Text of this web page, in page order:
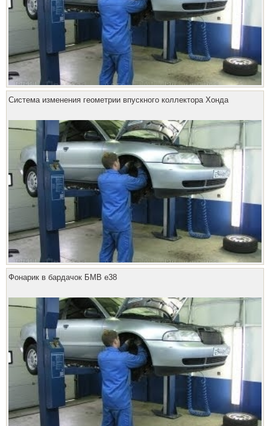
Система изменения геометрии впускного коллектора Хонда
Фонарик в бардачок БМВ е38